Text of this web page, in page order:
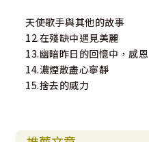
天使歌手與其他的故事
12.在殘缺中遇見美麗
13.幽暗昨日的回憶中，感恩
14.濃煙散盡心寧靜
15.捨去的威力